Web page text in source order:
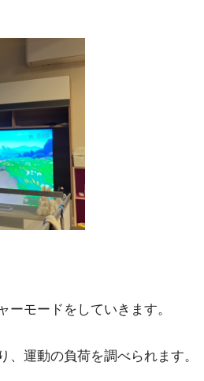
ーモードをしていきます。
運動の負荷を調べられます。